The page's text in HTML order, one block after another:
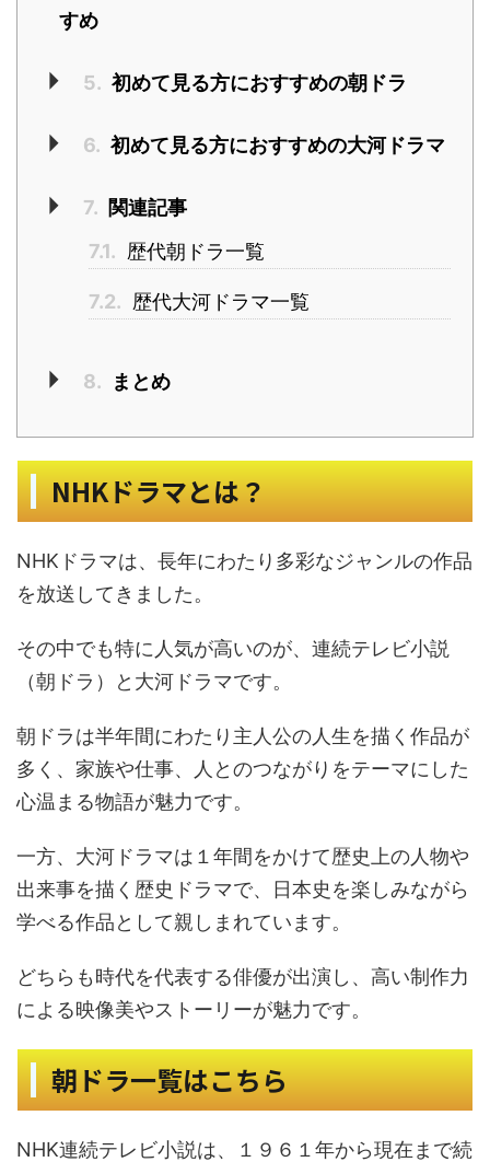
すめ
5. 初めて見る方におすすめの朝ドラ
6. 初めて見る方におすすめの大河ドラマ
7. 関連記事
7.1. 歴代朝ドラ一覧
7.2. 歴代大河ドラマ一覧
8. まとめ
NHKドラマとは？
NHKドラマは、長年にわたり多彩なジャンルの作品
を放送してきました。
その中でも特に人気が高いのが、連続テレビ小説
（朝ドラ）と大河ドラマです。
朝ドラは半年間にわたり主人公の人生を描く作品が
多く、家族や仕事、人とのつながりをテーマにした
心温まる物語が魅力です。
一方、大河ドラマは１年間をかけて歴史上の人物や
出来事を描く歴史ドラマで、日本史を楽しみながら
学べる作品として親しまれています。
どちらも時代を代表する俳優が出演し、高い制作力
による映像美やストーリーが魅力です。
朝ドラ一覧はこちら
NHK連続テレビ小説は、１９６１年から現在まで続